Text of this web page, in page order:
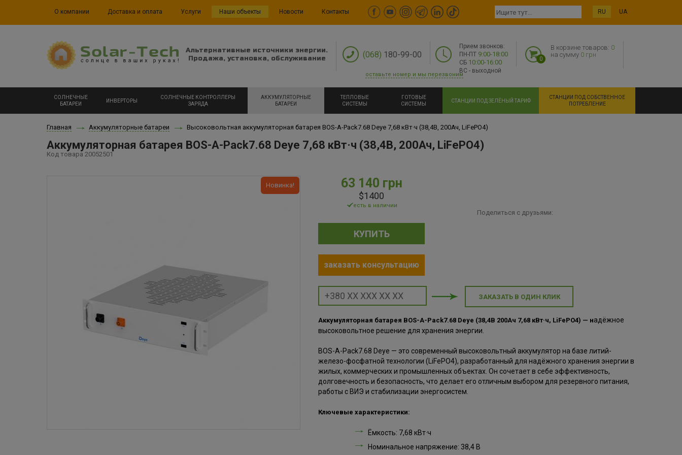
О компании Доставка и оплата Услуги Наши объекты Новости Контакты RU UA
Альтернативные источники энергии.
Продажа, установка, обслуживание
(068) 180-99-00
Прием звонков:
ПН-ПТ 9:00-18:00
СБ 10:00-16:00
ВС - выходной
0
В корзине товаров: 0
на сумму 0 грн
оставьте номер и мы перезвоним
СОЛНЕЧНЫЕ
БАТАРЕИ
ИНВЕРТОРЫ
СОЛНЕЧНЫЕ КОНТРОЛЛЕРЫ
ЗАРЯДА
АККУМУЛЯТОРНЫЕ
БАТАРЕИ
ТЕПЛОВЫЕ
СИСТЕМЫ
ГОТОВЫЕ
СИСТЕМЫ
СТАНЦИИ ПОД ЗЕЛЁНЫЙ ТАРИФ
СТАНЦИИ ПОД СОБСТВЕННОЕ
ПОТРЕБЛЕНИЕ
Главная Аккумуляторные батареи Высоковольтная аккумуляторная батарея BOS-A-Pack7.68 Deye 7,68 кВт·ч (38,4В, 200Ач, LiFePO4)
Аккумуляторная батарея BOS-A-Pack7.68 Deye 7,68 кВт·ч (38,4В, 200Ач, LiFePO4)
Код товара 20052501
Новинка! 63 140 грн
$1400
есть в наличии
КУПИТЬ
заказать консультацию
Поделиться с друзьями:
ЗАКАЗАТЬ В ОДИН КЛИК
Аккумуляторная батарея BOS-A-Pack7.68 Deye (38,4В 200Ач 7,68 кВт·ч, LiFePO4) — надёжное
высоковольтное решение для хранения энергии.
BOS-A-Pack7.68 Deye — это современный высоковольтный аккумулятор на базе литий-
железо-фосфатной технологии (LiFePO4), разработанный для надёжного хранения энергии в
жилых, коммерческих и промышленных объектах. Он сочетает в себе эффективность,
долговечность и безопасность, что делает его отличным выбором для резервного питания,
работы с ВИЭ и стабилизации энергосистем.
Ключевые характеристики:
Ёмкость: 7,68 кВт·ч
Номинальное напряжение: 38,4 В